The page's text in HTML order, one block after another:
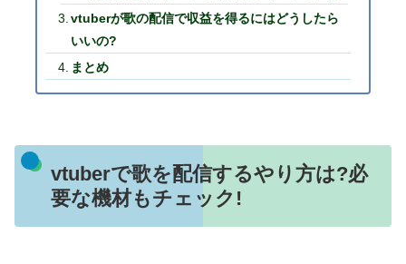
vtuberが歌の配信で収益を得るにはどうしたら
いいの?
まとめ
vtuberで歌を配信するやり方は?必
要な機材もチェック!